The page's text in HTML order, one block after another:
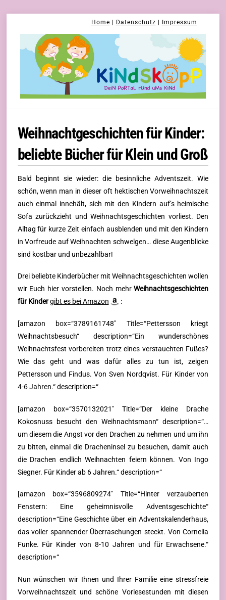
Home Datenschutz Impressum
Weihnachtgeschichten für Kinder:
beliebte Bücher für Klein und Groß
Bald beginnt sie wieder: die besinnliche Adventszeit. Wie
schön, wenn man in dieser oft hektischen Vorweihnachtszeit
auch einmal innehält, sich mit den Kindern auf’s heimische
Sofa zurückzieht und Weihnachtsgeschichten vorliest. Den
Alltag für kurze Zeit einfach ausblenden und mit den Kindern
in Vorfreude auf Weihnachten schwelgen… diese Augenblicke
sind kostbar und unbezahlbar!
Drei beliebte Kinderbücher mit Weihnachtsgeschichten wollen
wir Euch hier vorstellen. Noch mehrWeihnachtsgeschichten
für Kinder gibt es bei Amazon :
[amazon box=“3789161748″ Title=“Pettersson kriegt
Weihnachtsbesuch“ description=“Ein wunderschönes
Weihnachtsfest vorbereiten trotz eines verstauchten Fußes?
Wie das geht und was dafür alles zu tun ist, zeigen
Pettersson und Findus. Von Sven Nordqvist. Für Kinder von
4-6 Jahren.“ description=“
[amazon box=“3570132021″ Title=“Der kleine Drache
Kokosnuss besucht den Weihnachtsmann“ description=“…
um diesem die Angst vor den Drachen zu nehmen und um ihn
zu bitten, einmal die Dracheninsel zu besuchen, damit auch
die Drachen endlich Weihnachten feiern können. Von Ingo
Siegner. Für Kinder ab 6 Jahren.“ description=“
[amazon box=“3596809274″ Title=“Hinter verzauberten
Fenstern: Eine geheimnisvolle Adventsgeschichte“
description=“Eine Geschichte über ein Adventskalenderhaus,
das voller spannender Überraschungen steckt. Von Cornelia
Funke. Für Kinder von 8-10 Jahren und für Erwachsene.“
description=“
Nun wünschen wir Ihnen und Ihrer Familie eine stressfreie
Vorweihnachtszeit und schöne Vorlesestunden mit diesen